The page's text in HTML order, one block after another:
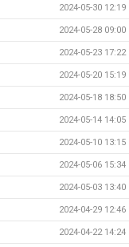
2024-05-30 12:19
2024-05-28 09:00
2024-05-23 17:22
2024-05-20 15:19
2024-05-18 18:50
2024-05-14 14:05
2024-05-10 13:15
2024-05-06 15:34
2024-05-03 13:40
2024-04-29 12:46
2024-04-22 14:24